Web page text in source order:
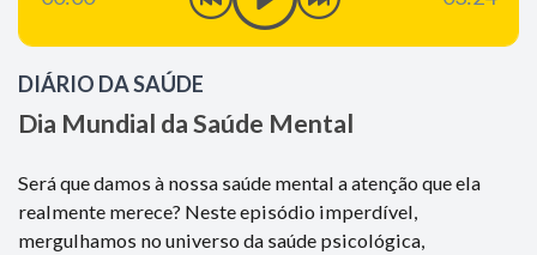
DIÁRIO DA SAÚDE
Dia Mundial da Saúde Mental
Será que damos à nossa saúde mental a atenção que ela
realmente merece? Neste episódio imperdível,
mergulhamos no universo da saúde psicológica,